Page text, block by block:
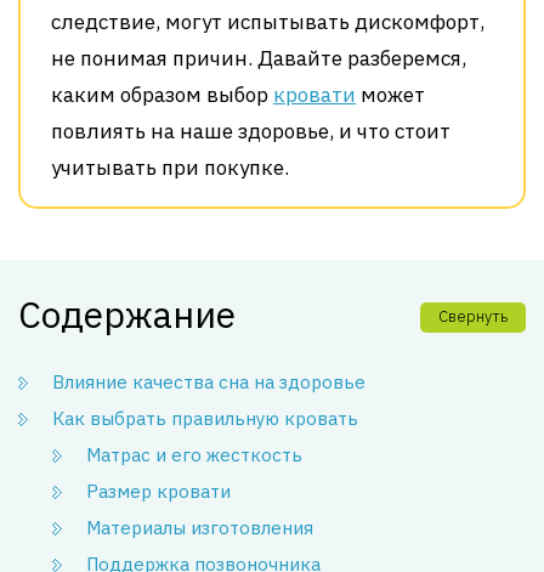
следствие, могут испытывать дискомфорт,
не понимая причин. Давайте разберемся,
каким образом выбор кровати может
повлиять на наше здоровье, и что стоит
учитывать при покупке.
Содержание Свернуть
Влияние качества сна на здоровье
Как выбрать правильную кровать
Матрас и его жесткость
Размер кровати
Материалы изготовления
Поддержка позвоночника